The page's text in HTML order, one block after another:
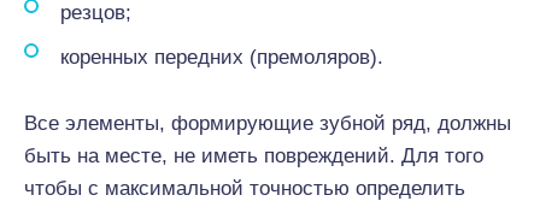
резцов;
коренных передних (премоляров).
Все элементы, формирующие зубной ряд, должны
быть на месте, не иметь повреждений. Для того
чтобы с максимальной точностью определить